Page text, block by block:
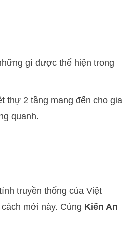
gì được thể hiện trong
thự 2 tầng mang đến cho gia
quanh.
truyền thống của Việt
mới này. Cùng Kiến An